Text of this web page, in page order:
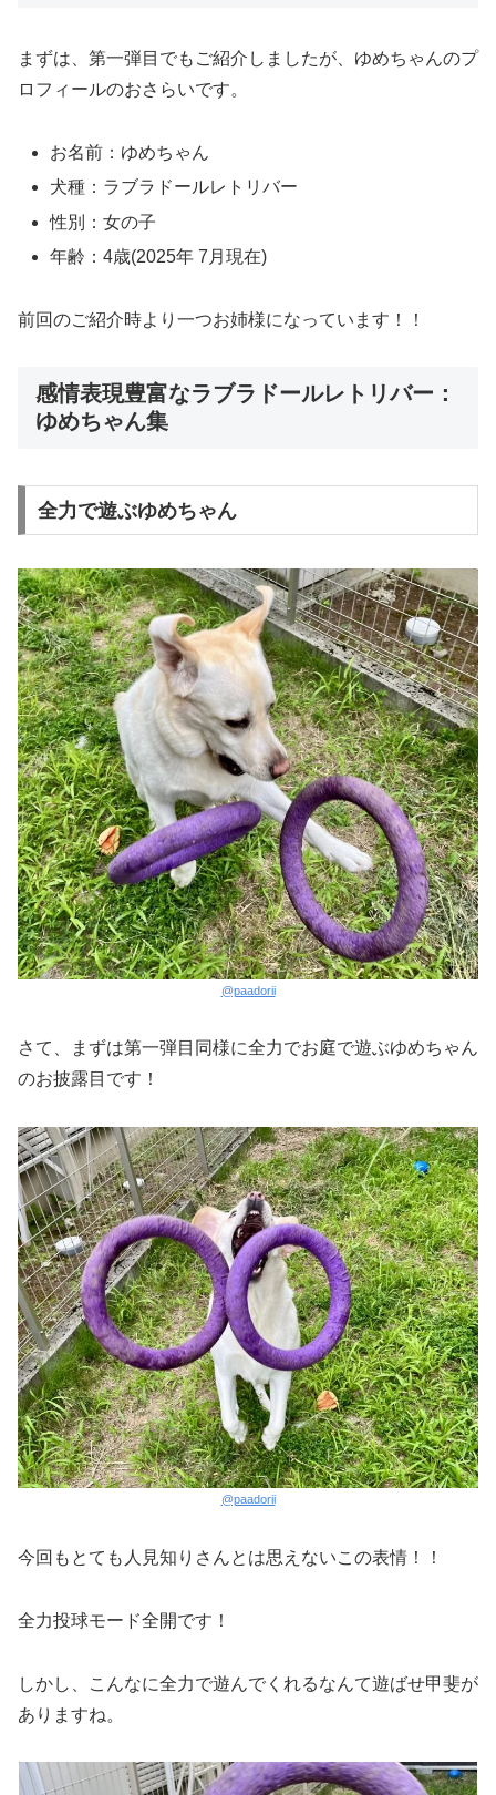
まずは、第一弾目でもご紹介しましたが、ゆめちゃんのプ
ロフィールのおさらいです。
お名前：ゆめちゃん
犬種：ラブラドールレトリバー
性別：女の子
年齢：4歳(2025年 7月現在)
前回のご紹介時より一つお姉様になっています！！
感情表現豊富なラブラドールレトリバー：
ゆめちゃん集
全力で遊ぶゆめちゃん
@paadorii
さて、まずは第一弾目同様に全力でお庭で遊ぶゆめちゃん
のお披露目です！
@paadorii
今回もとても人見知りさんとは思えないこの表情！！
全力投球モード全開です！
しかし、こんなに全力で遊んでくれるなんて遊ばせ甲斐が
ありますね。